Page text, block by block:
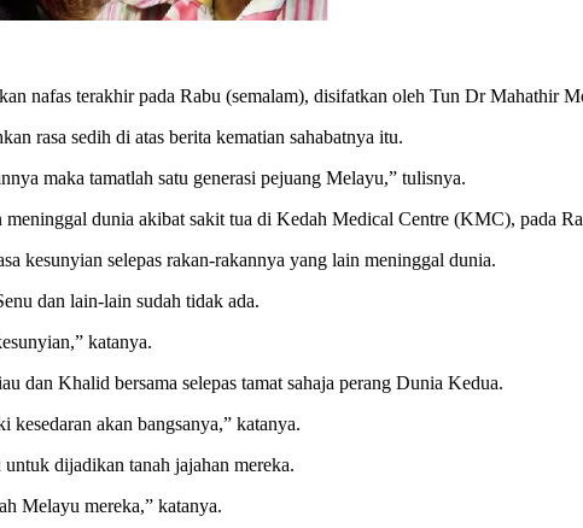
terakhir pada Rabu (semalam), disifatkan oleh Tun Dr Mahathir
rasa sedih di atas berita kematian sahabatnya itu.
maka tamatlah satu generasi pejuang Melayu,” tulisnya.
dunia akibat sakit tua di Kedah Medical Centre (KMC), pada
kesunyian selepas rakan-rakannya yang lain meninggal dunia.
dan lain-lain sudah tidak ada.
katanya.
dan Khalid bersama selepas tamat sahaja perang Dunia Kedua.
akan bangsanya,” katanya.
dijadikan tanah jajahan mereka.
Melayu mereka,” katanya.